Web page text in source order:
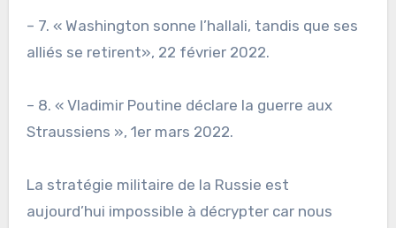
– 7. « Washington sonne l’hallali, tandis que ses
alliés se retirent», 22 février 2022.
– 8. « Vladimir Poutine déclare la guerre aux
Straussiens », 1er mars 2022.
La stratégie militaire de la Russie est
aujourd’hui impossible à décrypter car nous